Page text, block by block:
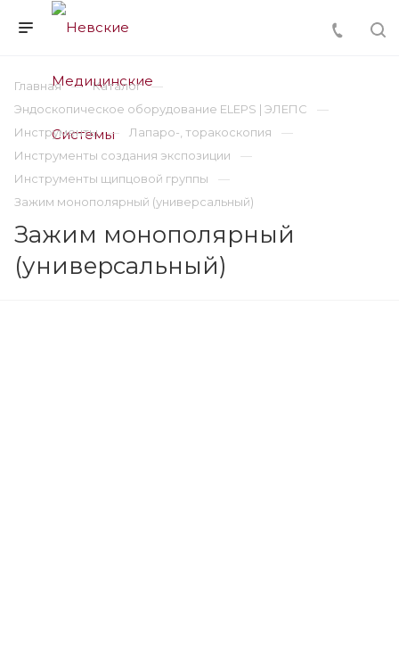
Главная
Каталог
Эндоскопическое оборудование ELEPS | ЭЛЕПС
Инструменты
Лапаро-, торакоскопия
Инструменты создания экспозиции
Инструменты щипцовой группы
Зажим монополярный (универсальный)
Зажим монополярный
(универсальный)